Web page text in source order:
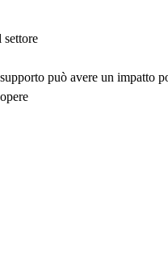
può avere un impatto